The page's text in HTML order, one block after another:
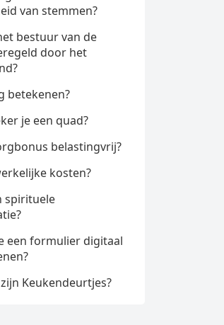
van stemmen?
bestuur van de
door het
betekenen?
je een quad?
belastingvrij?
kosten?
spirituele
een formulier digitaal
Keukendeurtjes?